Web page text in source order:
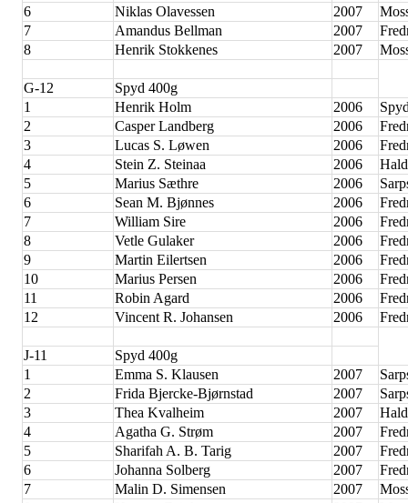
6
Niklas Olavessen 2007
7
Amandus Bellman 2007
8
Henrik Stokkenes 2007
G-12
Spyd 400g
1
Henrik Holm 2006
2
Casper Landberg 2006
3
Lucas S. Løwen 2006
4
Stein Z. Steinaa 2006
5
Marius Sæthre 2006
6
Sean M. Bjønnes 2006
7
William Sire 2006
8
Vetle Gulaker 2006
9
Martin Eilertsen 2006
10
Marius Persen 2006
11
Robin Agard 2006
12
Vincent R. Johansen 2006
J-11
Spyd 400g
1
Emma S. Klausen 2007
2
Frida Bjercke-Bjørnstad 2007
3
Thea Kvalheim 2007
4
Agatha G. Strøm 2007
5
Sharifah A. B. Tarig 2007
6
Johanna Solberg 2007
7
Malin D. Simensen 2007